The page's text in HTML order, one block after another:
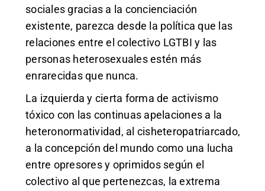
sociales gracias a la concienciación
existente, parezca desde la política que las
relaciones entre el colectivo LGTBI y las
personas heterosexuales estén más
enrarecidas que nunca.
La izquierda y cierta forma de activismo
tóxico con las continuas apelaciones a la
heteronormatividad, al cisheteropatriarcado,
a la concepción del mundo como una lucha
entre opresores y oprimidos según el
colectivo al que pertenezcas, la extrema